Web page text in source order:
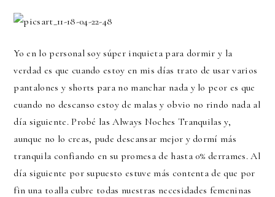
Yo en lo personal soy súper inquieta para dormir y la
verdad es que cuando estoy en mis días trato de usar varios
pantalones y shorts para no manchar nada y lo peor es que
cuando no descanso estoy de malas y obvio no rindo nada al
día siguiente. Probé las Always Noches Tranquilas y,
aunque no lo creas, pude descansar mejor y dormí más
tranquila confiando en su promesa de hasta 0% derrames. Al
día siguiente por supuesto estuve más contenta de que por
fin una toalla cubre todas nuestras necesidades femeninas